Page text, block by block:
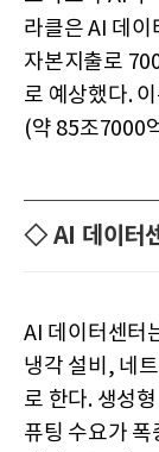
라클은 AI 데이
자본지출로
로 예상했다.
(약 85조7000
◇ AI 데이터
AI 데이터센터
냉각 설비, 네
로 한다. 생성
퓨팅 수요가